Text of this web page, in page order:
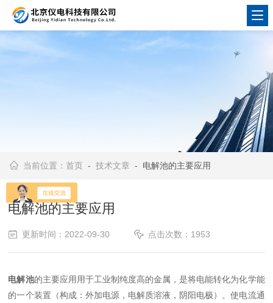
当前位置：首页 -技术文章 - 电解池的主要应用
电解池的主要应用
更新时间：2022-09-30 点击次数：1953
电解池的主要应用用于工业制纯度高的金属，是将电能转化为化学能
的一个装置（构成：外加电源，电解质溶液，阴阳电极）。使电流通